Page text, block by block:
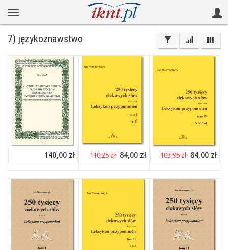
7) językoznawstwo
140,00 zł 110,25 zł 84,00 zł 103,95 zł 84,00 zł